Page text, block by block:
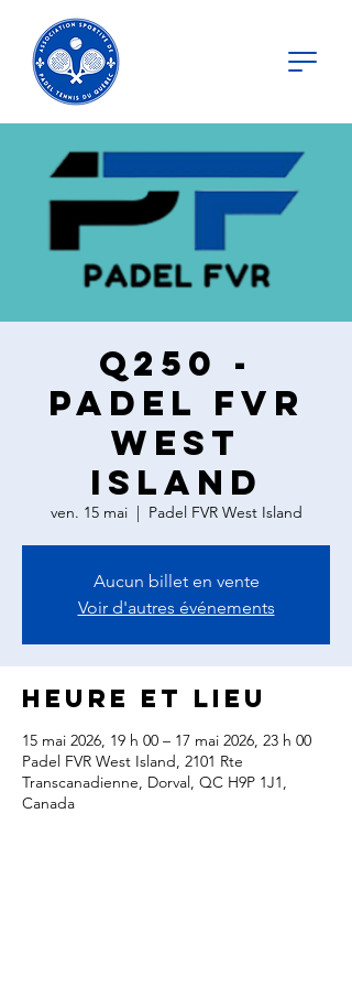
Q250 -
Padel FVR
West
Island
ven. 15 mai
  |
Padel FVR West Island
Aucun billet en vente
Voir d'autres événements
Heure et lieu
15 mai 2026, 19 h 00 – 17 mai 2026, 23 h 00
Padel FVR West Island, 2101 Rte
Transcanadienne, Dorval, QC H9P 1J1,
Canada